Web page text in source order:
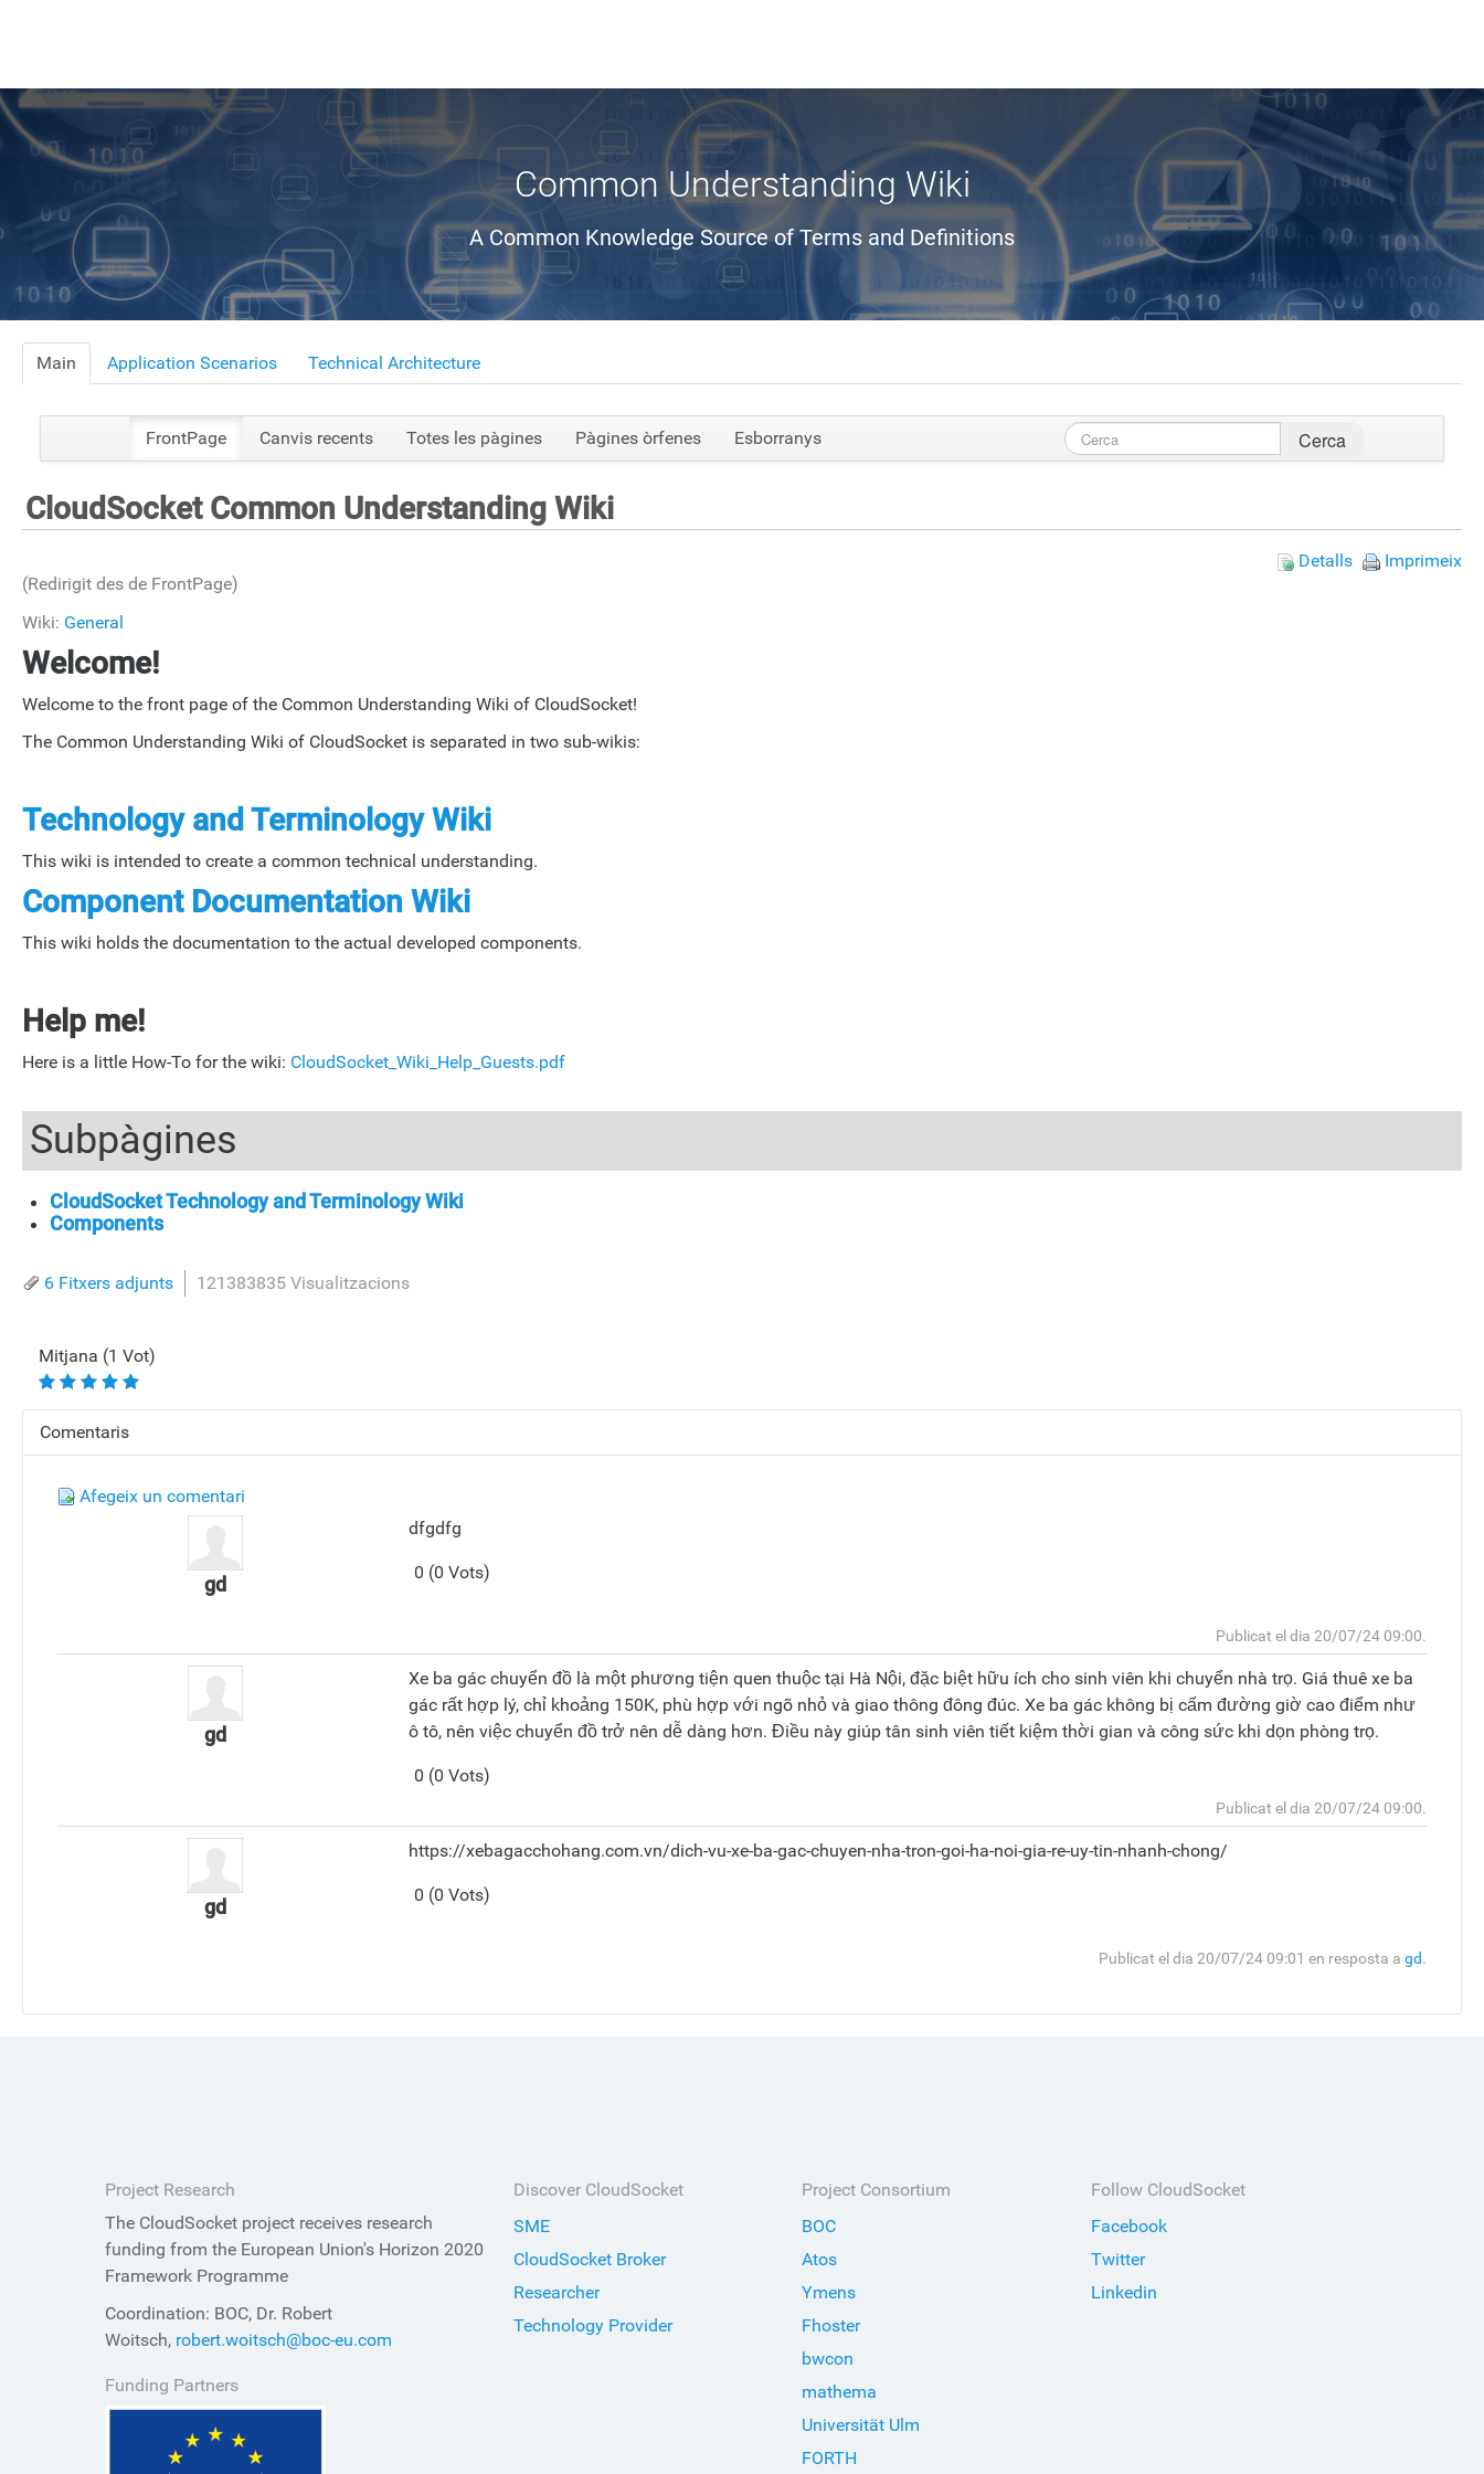
Common Understanding Wiki
A Common Knowledge Source of Terms and Definitions
Main Application Scenarios Technical Architecture
FrontPage Canvis recents Totes les pàgines Pàgines òrfenes Esborranys Cerca
CloudSocket Common Understanding Wiki
Detalls
Imprimeix
(Redirigit des de FrontPage)
Wiki: General
Welcome!
Welcome to the front page of the Common Understanding Wiki of CloudSocket!
The Common Understanding Wiki of CloudSocket is separated in two sub-wikis:
Technology and Terminology Wiki
This wiki is intended to create a common technical understanding.
Component Documentation Wiki
This wiki holds the documentation to the actual developed components.
Help me!
Here is a little How-To for the wiki: CloudSocket_Wiki_Help_Guests.pdf
Subpàgines
CloudSocket Technology and Terminology Wiki
Components
6 Fitxers adjunts 121383835 Visualitzacions
Mitjana (1 Vot)
Comentaris
Afegeix un comentari
gd
dfgdfg
0 (0 Vots)
Publicat el dia 20/07/24 09:00.
gd
Xe ba gác chuyển đồ là một phương tiện quen thuộc tại Hà Nội, đặc biệt hữu ích cho sinh viên khi chuyển nhà trọ. Giá thuê xe ba
gác rất hợp lý, chỉ khoảng 150K, phù hợp với ngõ nhỏ và giao thông đông đúc. Xe ba gác không bị cấm đường giờ cao điểm như
ô tô, nên việc chuyển đồ trở nên dễ dàng hơn. Điều này giúp tân sinh viên tiết kiệm thời gian và công sức khi dọn phòng trọ.
0 (0 Vots)
Publicat el dia 20/07/24 09:00.
gd
https://xebagacchohang.com.vn/dich-vu-xe-ba-gac-chuyen-nha-tron-goi-ha-noi-gia-re-uy-tin-nhanh-chong/
0 (0 Vots)
Publicat el dia 20/07/24 09:01 en resposta a gd.
Project Research
The CloudSocket project receives research
funding from the European Union's Horizon 2020
Framework Programme
Coordination: BOC, Dr. Robert
Woitsch, robert.woitsch@boc-eu.com
Funding Partners
Discover CloudSocket
SME
CloudSocket Broker
Researcher
Technology Provider
Project Consortium
BOC
Atos
Ymens
Fhoster
bwcon
mathema
Universität Ulm
FORTH
Follow CloudSocket
Facebook
Twitter
Linkedin